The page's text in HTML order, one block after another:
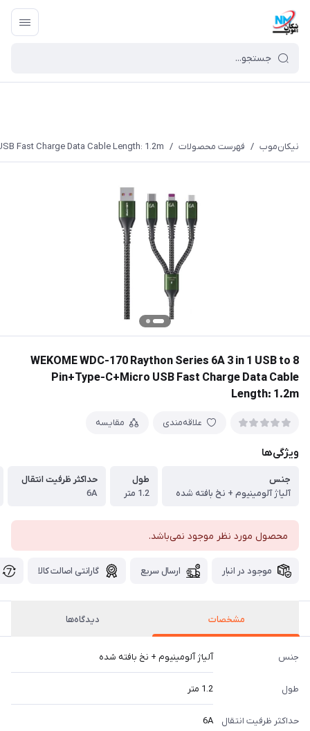
نیکان‌موب / فهرست محصولات /
Fast Charge Data Cable Length: 1.2m
WEKOME WDC-170 Raython Series 6A 3 in 1 USB to 8
Pin+Type-C+Micro USB Fast Charge Data Cable
Length: 1.2m
علاقه‌مندی مقایسه
ویژگی‌ها
جنس
آلیاژ آلومینیوم + نخ بافته شده
طول
1.2 متر
حداکثر ظرفیت انتقال
6A
محصول مورد نظر موجود نمی‌باشد.
موجود در انبار ارسال سریع گارانتی اصالت کالا
مشخصات دیدگاه‌ها
جنس آلیاژ آلومینیوم + نخ بافته شده
طول 1.2 متر
حداکثر ظرفیت انتقال 6A